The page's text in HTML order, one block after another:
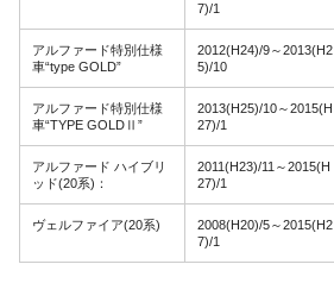
7)/1
アルファード特別仕様
車“type GOLD”
2012(H24)/9～2013(H2
5)/10
アルファード特別仕様
車“TYPE GOLDⅡ”
2013(H25)/10～2015(H
27)/1
アルファード ハイブリ
ッド(20系)：
2011(H23)/11～2015(H
27)/1
ヴェルファイア(20系)
2008(H20)/5～2015(H2
7)/1